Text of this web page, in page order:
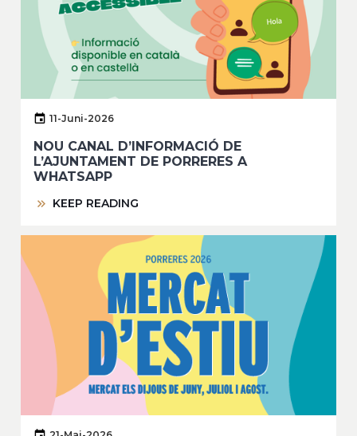
11-Juni-2026
NOU CANAL D’INFORMACIÓ DE
L’AJUNTAMENT DE PORRERES A
WHATSAPP
KEEP READING